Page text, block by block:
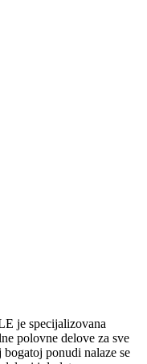
je specijalizovana
polovne delove za sve
ponudi nalaze se